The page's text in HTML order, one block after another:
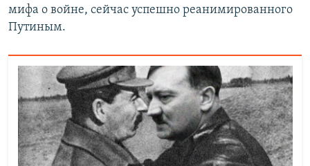
мифа о войне, сейчас успешно реанимированного
Путиным.